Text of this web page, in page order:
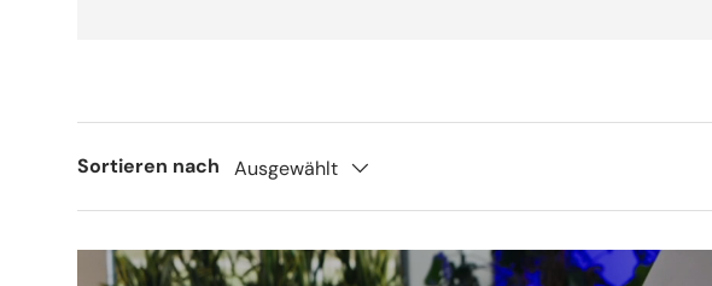
Sortieren nach Ausgewählt